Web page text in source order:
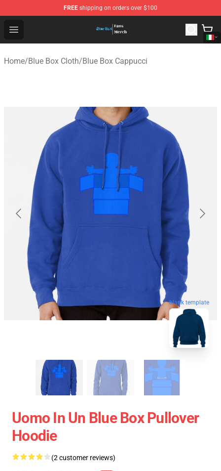
FREE shipping on orders over $100
Open menu
Blue Box Store - Official Blue Box Merchandise Shop
Home/Blue Box Cloth/Blue Box Cappucci
blank template
Uomo In Un Blue Box Pullover
Hoodie
(2 customer reviews)